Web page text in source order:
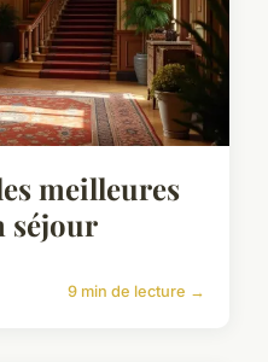
meilleures
séjour
9 min de lecture →